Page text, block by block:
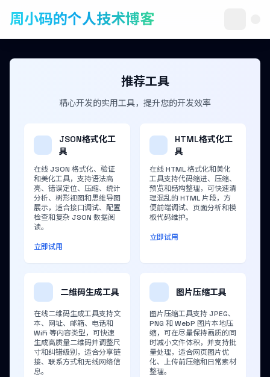
周小码的个人技术博客
推荐工具
精心开发的实用工具，提升您的开发效率
JSON格式化工
具
在线 JSON 格式化、验证
和美化工具，支持语法高
亮、错误定位、压缩、统计
分析、树形视图和思维导图
展示，适合接口调试、配置
检查和复杂 JSON 数据阅
读。
立即试用
HTML格式化工
具
在线 HTML 格式化和美化
工具支持代码缩进、压缩、
预览和结构整理，可快速清
理混乱的 HTML 片段，方
便前端调试、页面分析和模
板代码维护。
立即试用
二维码生成工具
在线二维码生成工具支持文
本、网址、邮箱、电话和
WiFi 等内容类型，可快速
生成高质量二维码并调整尺
寸和纠错级别，适合分享链
接、联系方式和无线网络信
息。
图片压缩工具
图片压缩工具支持 JPEG、
PNG 和 WebP 图片本地压
缩，可在尽量保持画质的同
时减小文件体积，并支持批
量处理，适合网页图片优
化、上传前压缩和日常素材
整理。